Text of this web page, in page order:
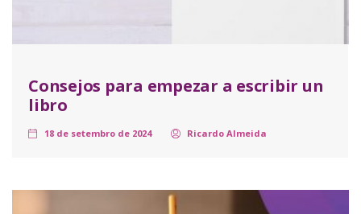
Consejos para empezar a escribir un
libro
18 de setembro de 2024 Ricardo Almeida